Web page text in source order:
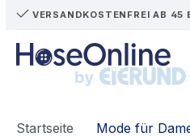
Hauptinhalt springen
Zur Suche springen
Zur Hauptnavigation
VERSANDKOSTENFREI AB 45
Startseite Mode für